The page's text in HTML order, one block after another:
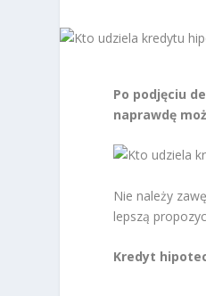
Po podjęciu
naprawdę
Nie należy
lepszą
Kredyt